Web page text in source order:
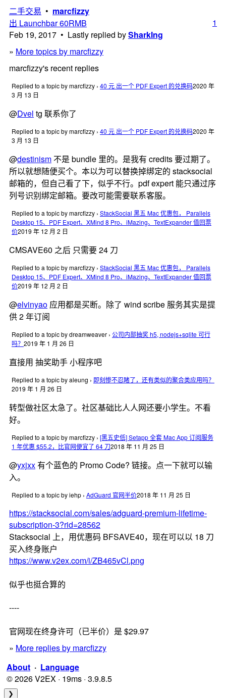
二手交易 • marcfizzy
出 Launchbar 60RMB
Feb 19, 2017 • Lastly replied bySharkIng
1
» More topics by marcfizzy
marcfizzy's recent replies
Replied to a topic by marcfizzy › 40 元 出一个 PDF Expert 的兑换码2020 年
3 月 13 日
@Dvel tg 联系你了
Replied to a topic by marcfizzy › 40 元 出一个 PDF Expert 的兑换码2020 年
3 月 13 日
@destinism 不是 bundle 里的。是我有 credits 要过期了。
所以就想随便买个。本以为可以替换掉绑定的 stacksocial
邮箱的，但自己看了下，似乎不行。pdf expert 能只通过序
列号识别绑定邮箱。要改可能需要联系客服。
Replied to a topic by marcfizzy › StackSocial 黑五 Mac 优惠包， Parallels
Desktop 15、PDF Expert、XMind 8 Pro、iMazing、TextExpander 值回票
价2019 年 12 月 2 日
CMSAVE60 之后 只需要 24 刀
Replied to a topic by marcfizzy › StackSocial 黑五 Mac 优惠包， Parallels
Desktop 15、PDF Expert、XMind 8 Pro、iMazing、TextExpander 值回票
价2019 年 12 月 2 日
@elvinyao 应用都是买断。除了 wind scribe 服务其实是提
供 2 年订阅
Replied to a topic by dreamweaver › 公司内部抽奖 h5, nodejs+sqlite 可行
吗？ 2019 年 1 月 26 日
直接用 抽奖助手 小程序吧
Replied to a topic by aleung › 即刻惨不忍睹了，还有类似的聚合类应用吗？
2019 年 1 月 26 日
转型做社区太急了。社区基础比人人网还要小学生。不看
好。
Replied to a topic by marcfizzy › [黑五史低] Setapp 全套 Mac App 订阅服务
1 年优惠 $55.2，比官网便宜了 64 刀2018 年 11 月 25 日
@yxjxx有个蓝色的 Promo Code? 链接。点一下就可以输
入。
Replied to a topic by iehp › AdGuard 官网半价2018 年 11 月 25 日
https://stacksocial.com/sales/adguard-premium-lifetime-
subscription-3?rid=28562
Stacksocial 上，用优惠码 BFSAVE40，现在可以以 18 刀
买入终身账户
https://www.v2ex.com/i/ZB465vCl.png
似乎也挺合算的
----
官网现在终身许可（已半价）是 $29.97
» More replies by marcfizzy
About · Language
© 2026 V2EX · 19ms · 3.9.8.5
❯